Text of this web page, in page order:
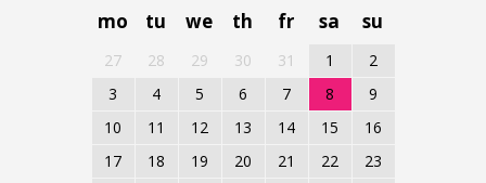
mo
tu we th fr sa su
27 28 29 30 31 1
2
3
4 5 6 7 8
9
10
11 12 13 14 15
16
17
18 19 20 21 22
23